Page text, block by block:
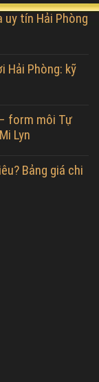
uy tín Hải Phòng
Hải Phòng: kỹ
form môi Tự
Lyn
Bảng giá chi